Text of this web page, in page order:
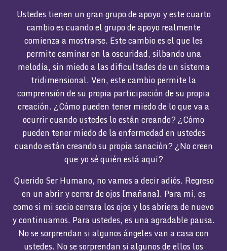
Ustedes tienen un gran grupo de apoyo y este cuarto
cambio es cuando el grupo de apoyo realmente
comienza a mostrarse. Este cambio es el que les
permite caminar en la oscuridad, silbando una
melodía, sin miedo a las dificultades de un sistema
tridimensional. Ven, este cambio permite la
comprensión de su propia participación de su propia
creación. ¿Cómo pueden tener miedo de lo que va a
ocurrir cuando ustedes lo están creando? ¿Cómo
pueden tener miedo de la enfermedad en ustedes
cuando están creando su propia sanación? ¿No creen
que yo sé quién está aquí?
Querido Ser Humano, no vamos a decir adiós. Regreso
en un abrir y cerrar de ojos [mañana]. Para mí, es
como si mi socio cerrara los ojos y los abriera de nuevo
y continuamos. Para ustedes, es una agradable pausa.
No se sorprendan si algunos ángeles van a casa con
ustedes. No se sorprendan si algunos de ellos los